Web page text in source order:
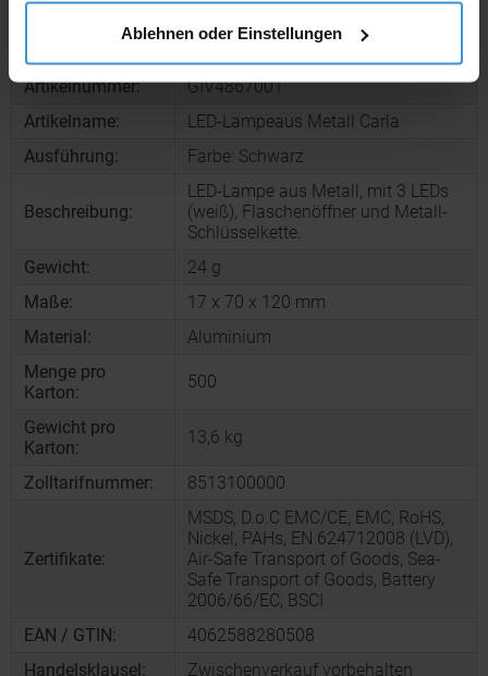
Ablehnen oder Einstellungen
Artikelnummer:
GIV4867001
Artikelname:
LED-Lampeaus Metall Carla
Ausführung:
Farbe: Schwarz
Beschreibung:
LED-Lampe aus Metall, mit 3 LEDs
(weiß), Flaschenöffner und Metall-
Schlüsselkette.
Gewicht:
24 g
Maße:
17 x 70 x 120 mm
Material:
Aluminium
Menge pro
Karton:
500
Gewicht pro
Karton:
13,6 kg
Zolltarifnummer: 8513100000
Zertifikate:
MSDS, D.o.C EMC/CE, EMC, RoHS,
Nickel, PAHs, EN 624712008 (LVD),
Air-Safe Transport of Goods, Sea-
Safe Transport of Goods, Battery
2006/66/EC, BSCI
EAN / GTIN:
4062588280508
Handelsklausel:
Zwischenverkauf vorbehalten